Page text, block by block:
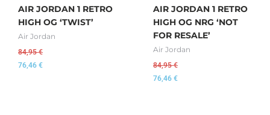
AIR JORDAN 1 RETRO
HIGH OG ‘TWIST’
Air Jordan
84,95€
76,46 €
AIR JORDAN 1 RETRO
HIGH OG NRG ‘NOT
FOR RESALE’
Air Jordan
84,95€
76,46 €